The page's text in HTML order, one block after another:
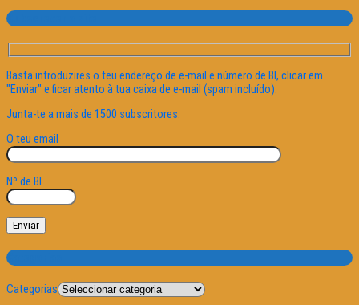
Subscrever o site
Basta introduzires o teu endereço de e-mail e número de BI, clicar em
"Enviar" e ficar atento à tua caixa de e-mail (spam incluído).
Junta-te a mais de 1500 subscritores.
O teu email
Nº de BI
Categorias
Categorias